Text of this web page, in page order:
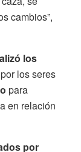
cambios”,
los
los seres
para
en relación
por